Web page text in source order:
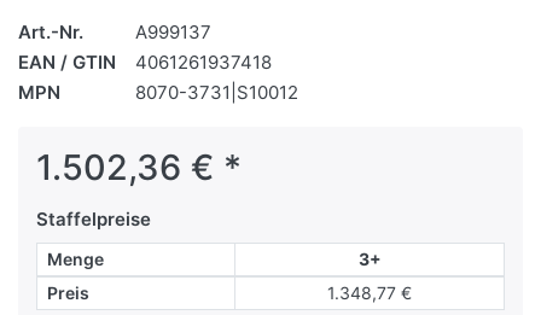
Art.-Nr.
A999137
EAN / GTIN
4061261937418
MPN
8070-3731|S10012
1.502,36 € *
Staffelpreise
Menge
3+
Preis
1.348,77 €